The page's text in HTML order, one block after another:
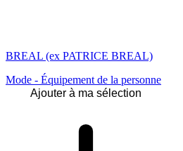
BREAL (ex PATRICE BREAL)
Mode - Équipement de la personne
Ajouter à ma sélection